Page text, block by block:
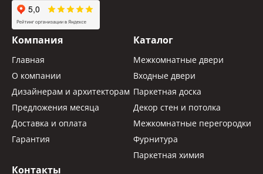
Компания
Главная
О компании
Дизайнерам и архитекторам
Предложения месяца
Доставка и оплата
Гарантия
Каталог
Межкомнатные двери
Входные двери
Паркетная доска
Декор стен и потолка
Межкомнатные перегородки
Фурнитура
Паркетная химия
Контакты